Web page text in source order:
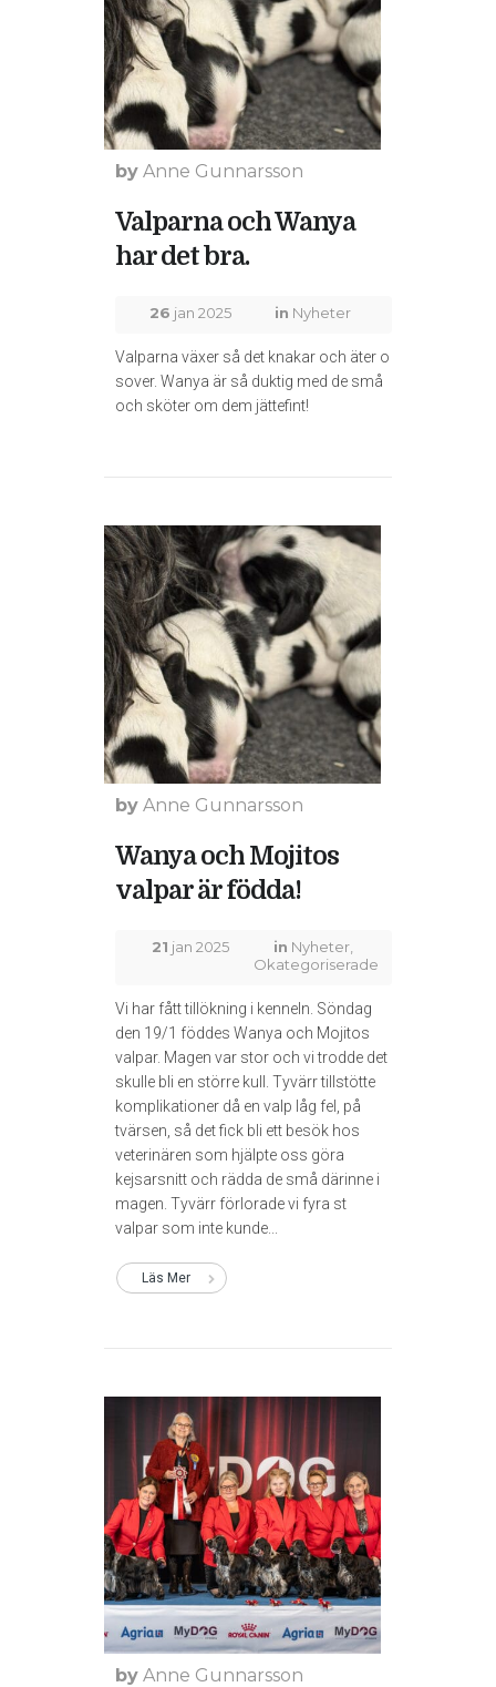
by Anne Gunnarsson
Valparna och Wanya
har det bra.
26 jan 2025 in Nyheter
Valparna växer så det knakar och äter o
sover. Wanya är så duktig med de små
och sköter om dem jättefint!
by Anne Gunnarsson
Wanya och Mojitos
valpar är födda!
21 jan 2025 in Nyheter,
Okategoriserade
Vi har fått tillökning i kenneln. Söndag
den 19/1 föddes Wanya och Mojitos
valpar. Magen var stor och vi trodde det
skulle bli en större kull. Tyvärr tillstötte
komplikationer då en valp låg fel, på
tvärsen, så det fick bli ett besök hos
veterinären som hjälpte oss göra
kejsarsnitt och rädda de små därinne i
magen. Tyvärr förlorade vi fyra st
valpar som inte kunde...
Läs Mer
by Anne Gunnarsson